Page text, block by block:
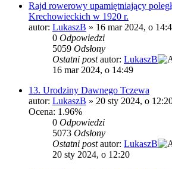
Rajd rowerowy upamiętniający
Krechowieckich w 1920 r.
autor: LukaszB » 16 mar 2024, o
0 Odpowiedzi
5059 Odsłony
Ostatni postautor: LukaszB
16 mar 2024, o 14:49
13. Urodziny Dawnego Tczewa
autor: LukaszB » 20 sty 2024, o
Ocena: 1.96%
0 Odpowiedzi
5073 Odsłony
Ostatni postautor: LukaszB
20 sty 2024, o 12:20